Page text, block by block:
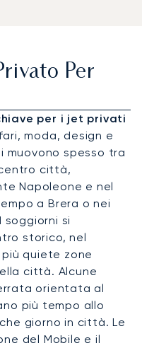
Per
per i jet privati
moda, design e
muovono spesso tra
città,
Napoleone e nel
a Brera o nei
soggiorni si
storico, nel
quiete zone
città. Alcune
orientata al
più tempo allo
giorno in città. Le
del Mobile e il